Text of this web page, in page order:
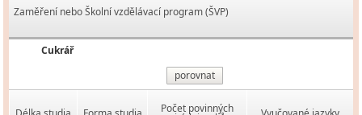
Zaměření nebo Školní vzdělávací program (ŠVP)
Cukrář
porovnat
Počet povinných